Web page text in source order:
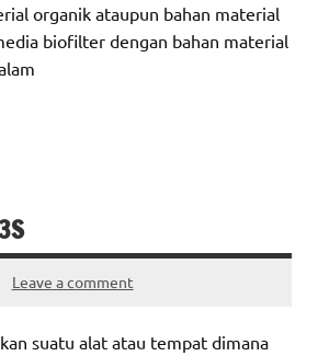
organik ataupun bahan material
biofilter dengan bahan material
Leave a comment
suatu alat atau tempat dimana